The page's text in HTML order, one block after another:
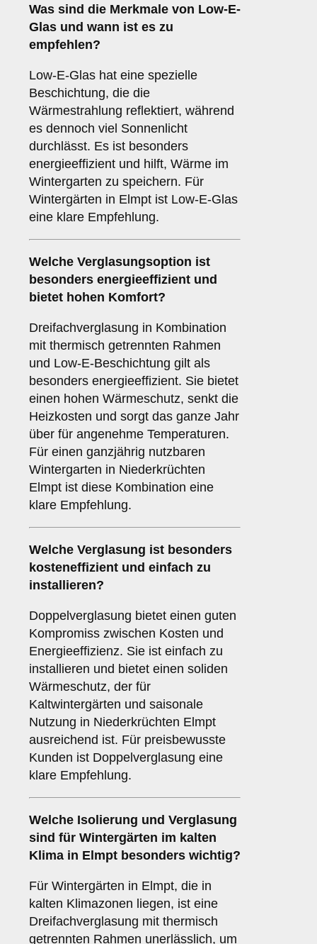
Was sind die Merkmale von Low-E-
Glas und wann ist es zu
empfehlen?
Low-E-Glas hat eine spezielle
Beschichtung, die die
Wärmestrahlung reflektiert, während
es dennoch viel Sonnenlicht
durchlässt. Es ist besonders
energieeffizient und hilft, Wärme im
Wintergarten zu speichern. Für
Wintergärten in Elmpt ist Low-E-Glas
eine klare Empfehlung.
Welche Verglasungsoption ist
besonders energieeffizient und
bietet hohen Komfort?
Dreifachverglasung in Kombination
mit thermisch getrennten Rahmen
und Low-E-Beschichtung gilt als
besonders energieeffizient. Sie bietet
einen hohen Wärmeschutz, senkt die
Heizkosten und sorgt das ganze Jahr
über für angenehme Temperaturen.
Für einen ganzjährig nutzbaren
Wintergarten in Niederkrüchten
Elmpt ist diese Kombination eine
klare Empfehlung.
Welche Verglasung ist besonders
kosteneffizient und einfach zu
installieren?
Doppelverglasung bietet einen guten
Kompromiss zwischen Kosten und
Energieeffizienz. Sie ist einfach zu
installieren und bietet einen soliden
Wärmeschutz, der für
Kaltwintergärten und saisonale
Nutzung in Niederkrüchten Elmpt
ausreichend ist. Für preisbewusste
Kunden ist Doppelverglasung eine
klare Empfehlung.
Welche Isolierung und Verglasung
sind für Wintergärten im kalten
Klima in Elmpt besonders wichtig?
Für Wintergärten in Elmpt, die in
kalten Klimazonen liegen, ist eine
Dreifachverglasung mit thermisch
getrennten Rahmen unerlässlich, um